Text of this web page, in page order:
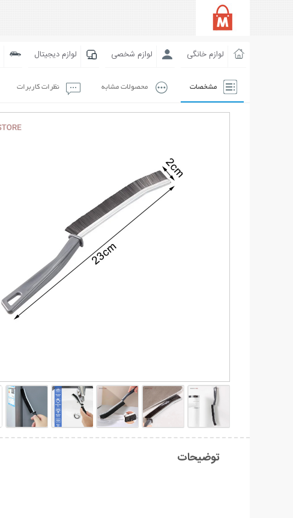
لوازم خانگی لوازم شخصی لوازم دیجیتال
مشخصات محصولات مشابه نظرات کاربرات
توضیحات